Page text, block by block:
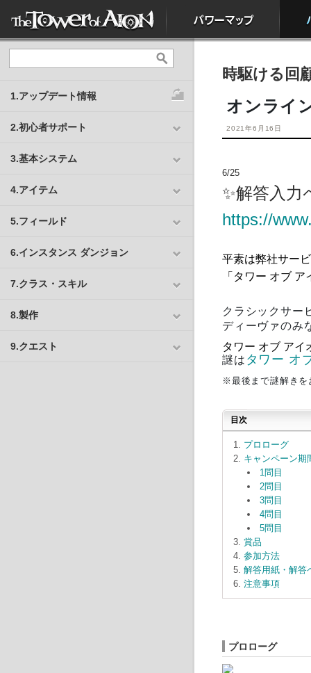
1.アップデート情報
2.初心者サポート
3.基本システム
4.アイテム
5.フィールド
6.インスタンス ダンジョン
7.クラス・スキル
8.製作
9.クエスト
時駆ける回
オンライ
2021年6月16日
6/25
✨解答入力
https://
平素は弊社サー
「タワー オブ
クラシックサー
ディーヴァのみ
タワー オブ アイ
謎は タワー オ
※最後まで謎解きを
目次
プロローグ
キャンペーン期
1問目
2問目
3問目
4問目
5問目
賞品
参加方法
解答用紙・解答
注意事項
プロローグ